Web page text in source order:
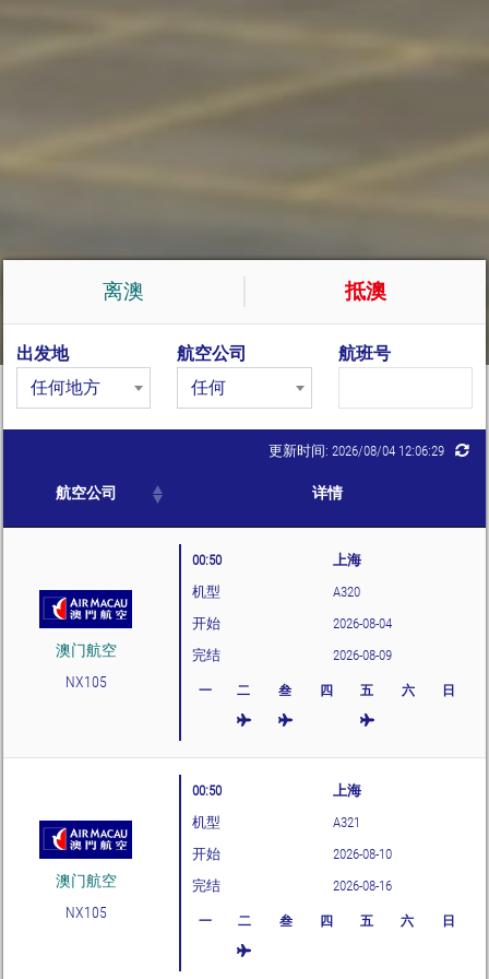
离澳 抵澳
出发地
任何地方
航空公司
任何
航班号
更新时间: 2026/08/04 12:06:29
航空公司 详情
澳门航空
NX105
00:50
上海
机型
A320
开始
2026-08-04
完结
2026-08-09
一 二 叁 四 五 六 日
澳门航空
NX105
00:50
上海
机型
A321
开始
2026-08-10
完结
2026-08-16
一 二 叁 四 五 六 日